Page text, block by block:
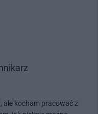
ale kocham pracować z